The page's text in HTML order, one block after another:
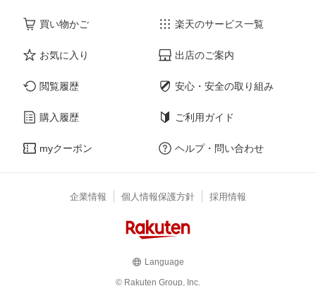
買い物かご
お気に入り
閲覧履歴
購入履歴
myクーポン
楽天のサービス一覧
出店のご案内
安心・安全の取り組み
ご利用ガイド
ヘルプ・問い合わせ
企業情報 個人情報保護方針 採用情報
Language
© Rakuten Group, Inc.